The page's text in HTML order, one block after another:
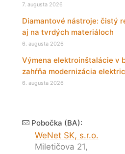
7. augusta 2026
Diamantové nástroje: čistý
aj na tvrdých materiáloch
6. augusta 2026
Výmena elektroinštalácie v
zahŕňa modernizácia
6. augusta 2026
Pobočka (BA):
WeNet SK, s.r.o.
Miletičova 21,